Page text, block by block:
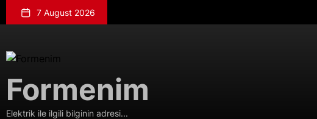
to
content
7 August 2026
Formenim
Elektrik ile ilgili bilginin adresi...